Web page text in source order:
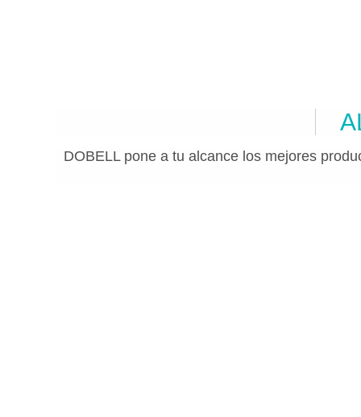
DOBELL pone a tu alcance los mejores